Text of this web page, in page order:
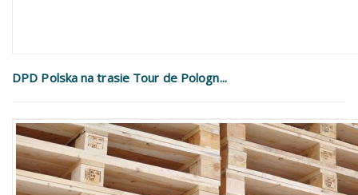
DPD Polska na trasie Tour de Pologn...